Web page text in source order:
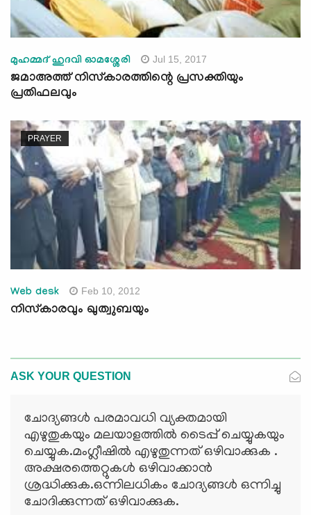
മുഹമ്മദ് ഹുദവി ഓമശ്ശേരി Jul 15, 2017
ജമാഅത്ത് നിസ്‌കാരത്തിന്റെ പ്രസക്തിയും
പ്രതിഫലവും
PRAYER
Web desk Feb 10, 2012
നിസ്‌കാരവും ഖുത്വുബയും
ASK YOUR QUESTION
ചോദ്യങ്ങള്‍ പരമാവധി വ്യക്തമായി
എഴുതുകയും മലയാളത്തില്‍ ടൈപ്പ് ചെയ്യുകയും
ചെയ്യുക.മംഗ്ലീഷില്‍ എഴുതുന്നത് ഒഴിവാക്കുക .
അക്ഷരത്തെറ്റുകള്‍ ഒഴിവാക്കാന്‍
ശ്രദ്ധിക്കുക.ഒന്നിലധികം ചോദ്യങ്ങള്‍ ഒന്നിച്ചു
ചോദിക്കുന്നത് ഒഴിവാക്കുക.